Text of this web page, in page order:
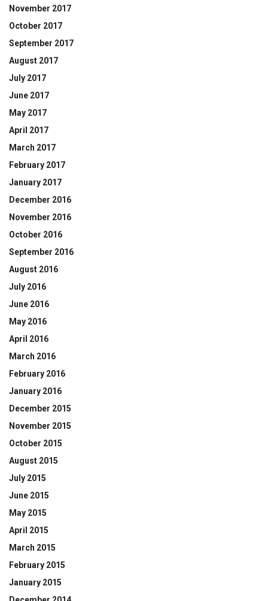
November 2017
October 2017
September 2017
August 2017
July 2017
June 2017
May 2017
April 2017
March 2017
February 2017
January 2017
December 2016
November 2016
October 2016
September 2016
August 2016
July 2016
June 2016
May 2016
April 2016
March 2016
February 2016
January 2016
December 2015
November 2015
October 2015
August 2015
July 2015
June 2015
May 2015
April 2015
March 2015
February 2015
January 2015